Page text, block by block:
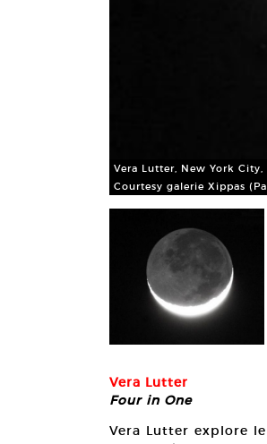
Vera Lutter, New York
Courtesy galerie Xippas
Vera Lutter
Four in One
Vera Lutter explore